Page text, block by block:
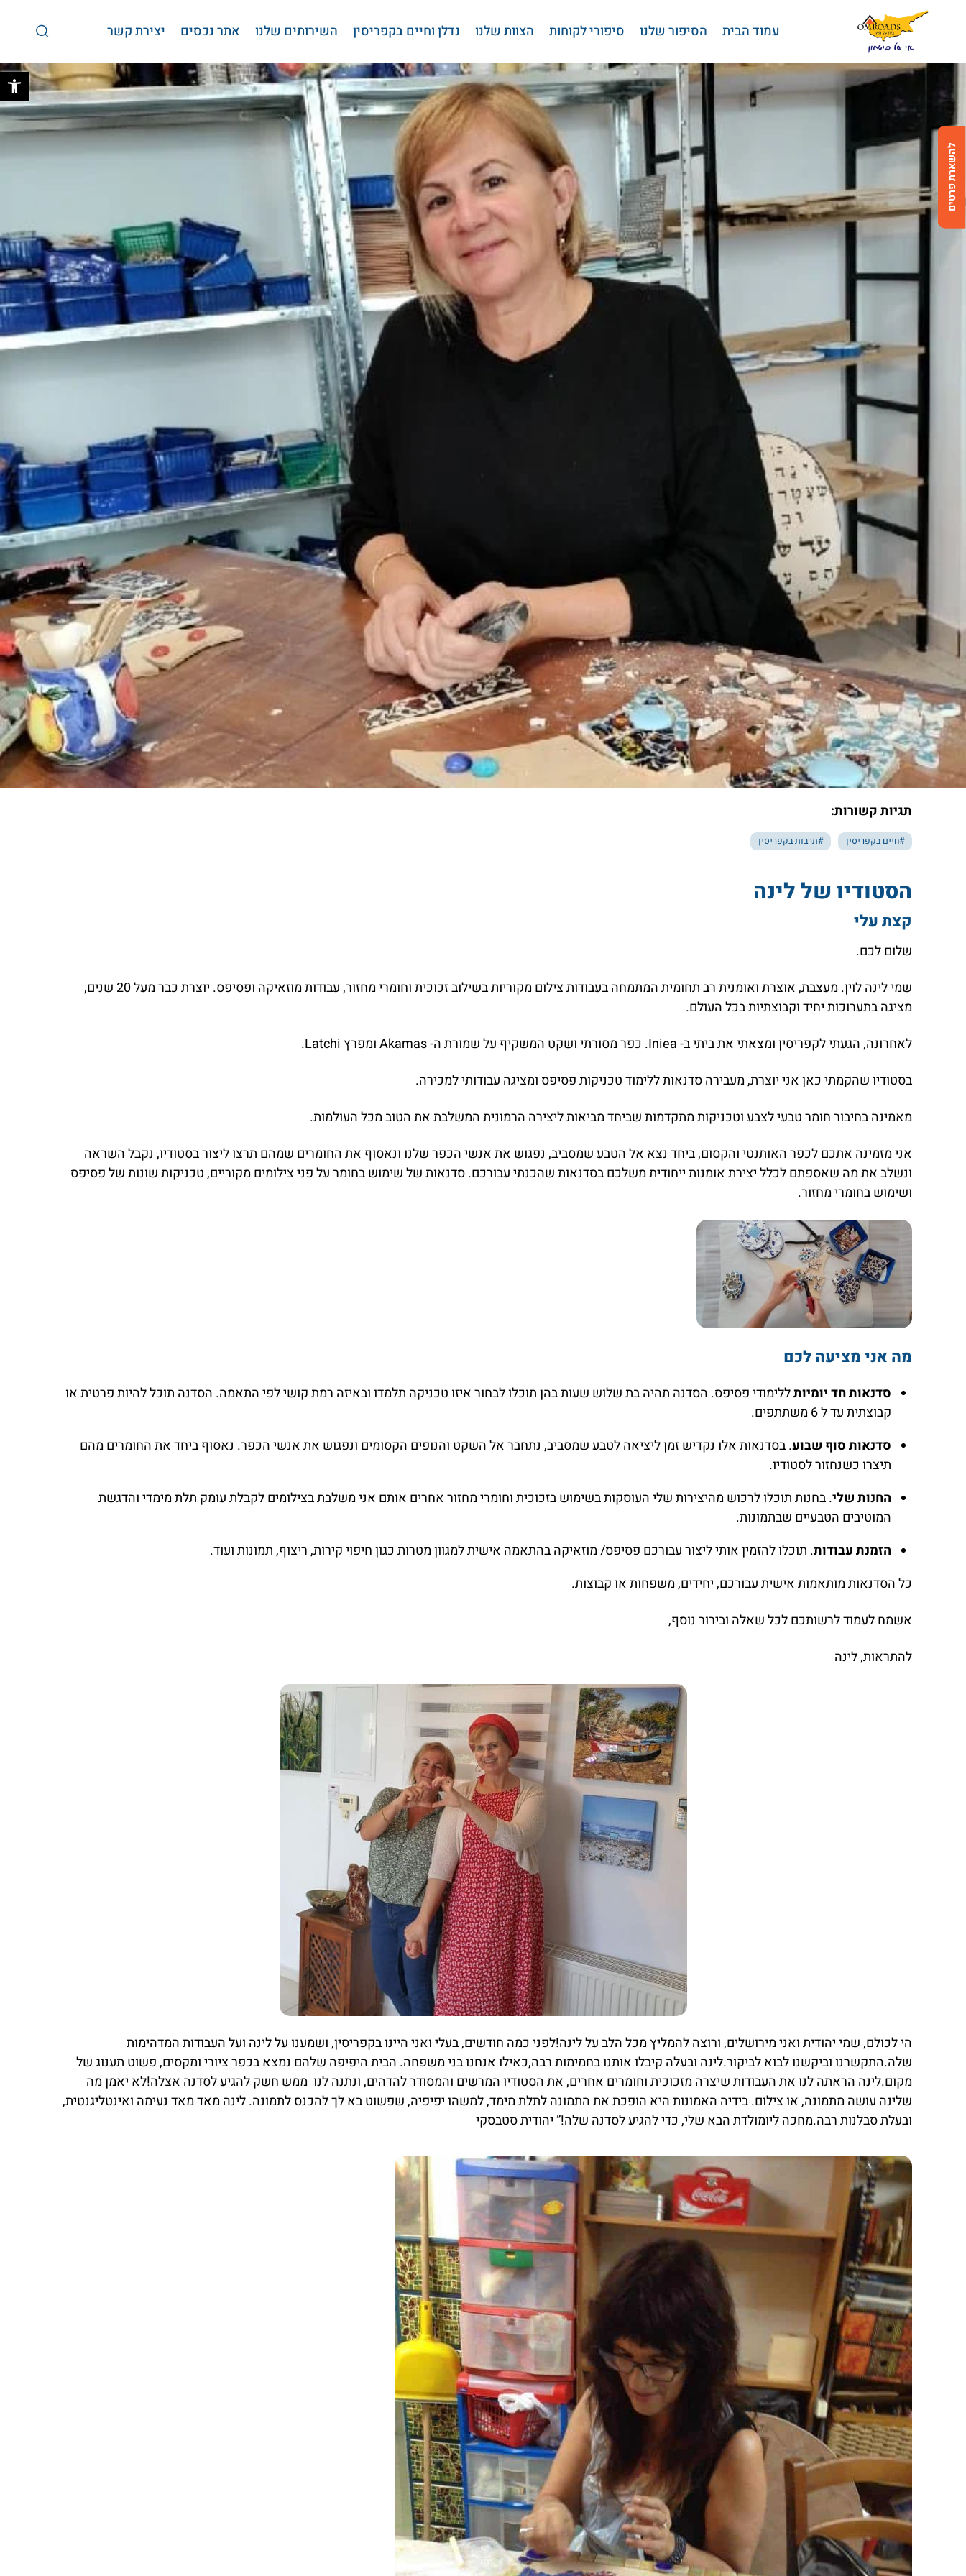
Skip to Content
עמוד הבית
הסיפור שלנו סיפורי לקוחות הצוות שלנו נדלן וחיים בקפריסין השירותים שלנו אתר נכסים יצירת קשר
תגיות קשורות:
#חיים בקפריסין #תרבות בקפריסין
הסטודיו של לינה
קצת עלי
שלום לכם.
שמי לינה לוין. מעצבת, אוצרת ואומנית רב תחומית המתמחה בעבודות צילום מקוריות בשילוב זכוכית וחומרי מחזור, עבודות מוזאיקה ופסיפס. יוצרת כבר מעל 20 שנים,
מציגה בתערוכות יחיד וקבוצתיות בכל העולם.
לאחרונה, הגעתי לקפריסין ומצאתי את ביתי ב- Iniea. כפר מסורתי ושקט המשקיף על שמורת ה- Akamas ומפרץ Latchi.
בסטודיו שהקמתי כאן אני יוצרת, מעבירה סדנאות ללימוד טכניקות פסיפס ומציגה עבודותי למכירה.
מאמינה בחיבור חומר טבעי לצבע וטכניקות מתקדמות שביחד מביאות ליצירה הרמונית המשלבת את הטוב מכל העולמות.
אני מזמינה אתכם לכפר האותנטי והקסום, ביחד נצא אל הטבע שמסביב, נפגוש את אנשי הכפר שלנו ונאסוף את החומרים שמהם תרצו ליצור בסטודיו, נקבל השראה
ונשלב את מה שאספתם לכלל יצירת אומנות ייחודית משלכם בסדנאות שהכנתי עבורכם. סדנאות של שימוש בחומר על פני צילומים מקוריים, טכניקות שונות של פסיפס
ושימוש בחומרי מחזור.
מה אני מציעה לכם
סדנאות חד יומיותללימודי פסיפס. הסדנה תהיה בת שלוש שעות בהן תוכלו לבחור איזו טכניקה תלמדו ובאיזה רמת קושי לפי התאמה. הסדנה תוכל להיות פרטית או
קבוצתית עד ל 6 משתתפים.
סדנאות סוף שבוע. בסדנאות אלו נקדיש זמן ליציאה לטבע שמסביב, נתחבר אל השקט והנופים הקסומים ונפגוש את אנשי הכפר. נאסוף ביחד את החומרים מהם
תיצרו כשנחזור לסטודיו.
החנות שלי. בחנות תוכלו לרכוש מהיצירות שלי העוסקות בשימוש בזכוכית וחומרי מחזור אחרים אותם אני משלבת בצילומים לקבלת עומק תלת מימדי והדגשת
המוטיבים הטבעיים שבתמונות.
הזמנת עבודות. תוכלו להזמין אותי ליצור עבורכם פסיפס/ מוזאיקה בהתאמה אישית למגוון מטרות כגון חיפוי קירות, ריצוף, תמונות ועוד.
כל הסדנאות מותאמות אישית עבורכם, יחידים, משפחות או קבוצות.
אשמח לעמוד לרשותכם לכל שאלה ובירור נוסף,
להתראות, לינה
הי לכולם, שמי יהודית ואני מירושלים, ורוצה להמליץ מכל הלב על לינה!לפני כמה חודשים, בעלי ואני היינו בקפריסין, ושמענו על לינה ועל העבודות המדהימות
שלה.התקשרנו וביקשנו לבוא לביקור.לינה ובעלה קיבלו אותנו בחמימות רבה,כאילו אנחנו בני משפחה. הבית היפיפה שלהם נמצא בכפר ציורי ומקסים, פשוט תענוג של
מקום.לינה הראתה לנו את העבודות שיצרה מזכוכית וחומרים אחרים, את הסטודיו המרשים והמסודר להדהים, ונתנה לנו ממש חשק להגיע לסדנה אצלה!לא יאמן מה
שלינה עושה מתמונה, או צילום. בידיה האמונות היא הופכת את התמונה לתלת מימד, למשהו יפיפיה, שפשוט בא לך להכנס לתמונה. לינה מאד מאד נעימה ואינטליגנטית,
ובעלת סבלנות רבה.מחכה ליומולדת הבא שלי, כדי להגיע לסדנה שלה!” יהודית סטבסקי
להשארת פרטים
בחזרה למעלה